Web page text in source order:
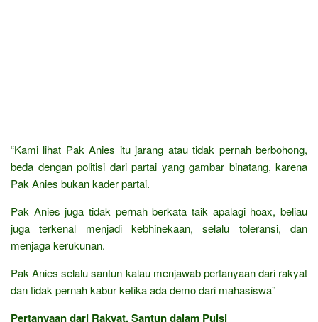
“Kami lihat Pak Anies itu jarang atau tidak pernah berbohong,
beda dengan politisi dari partai yang gambar binatang, karena
Pak Anies bukan kader partai.
Pak Anies juga tidak pernah berkata taik apalagi hoax, beliau
juga terkenal menjadi kebhinekaan, selalu toleransi, dan
menjaga kerukunan.
Pak Anies selalu santun kalau menjawab pertanyaan dari rakyat
dan tidak pernah kabur ketika ada demo dari mahasiswa”
Pertanyaan dari Rakyat, Santun dalam Puisi